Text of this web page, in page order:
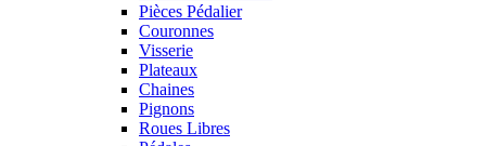
Pièces Pédalier
Couronnes
Visserie
Plateaux
Chaines
Pignons
Roues Libres